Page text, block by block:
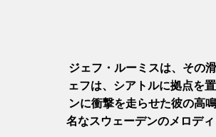
ジェフ・ルーミスは、その
ェフは、シアトルに拠点を
ンに衝撃を走らせた彼の高
名なスウェーデンのメロデ